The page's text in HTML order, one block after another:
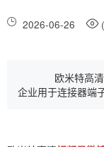
2026-06-26
欧米特高清
企业用于连接器端